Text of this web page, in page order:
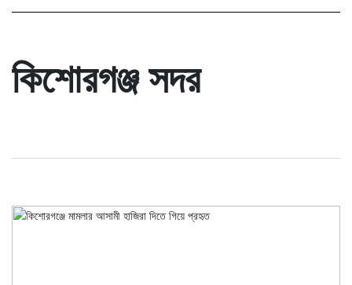
কিশোরগঞ্জ সদর